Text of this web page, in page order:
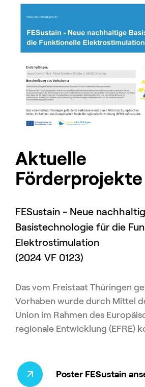
Aktuelle
Förderprojekte
FESustain - Neue
Basistechnologie für die
Elektrostimulation
(2024 VF 0123)
Das vom Freistaat Thüringen
Vorhaben wurde durch Mittel
Union im Rahmen des
regionale Entwicklung (EFRE)
Poster FESustain